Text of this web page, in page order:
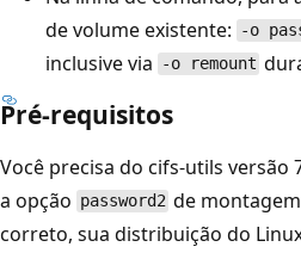
de volume existente:
-o
inclusive via
-o remount
Pré-requisitos
Você precisa do cifs-utils versão
a opção password2 de
correto, sua distribuição do